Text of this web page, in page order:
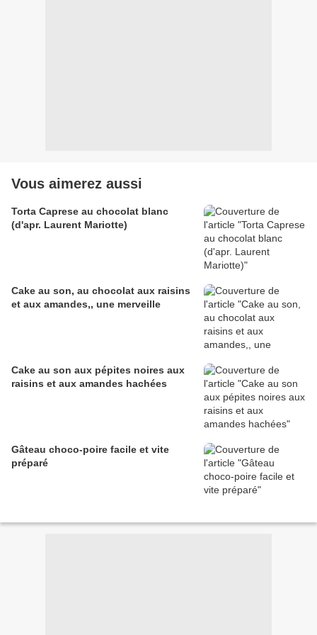
Vous aimerez aussi
Torta Caprese au chocolat blanc
(d'apr. Laurent Mariotte)
Cake au son, au chocolat aux raisins
et aux amandes,, une merveille
Cake au son aux pépites noires aux
raisins et aux amandes hachées
Gâteau choco-poire facile et vite
préparé